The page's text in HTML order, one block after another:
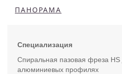
ПАНОРАМА
Специализация
Спиральная пазовая фреза HS
алюминиевых профилях